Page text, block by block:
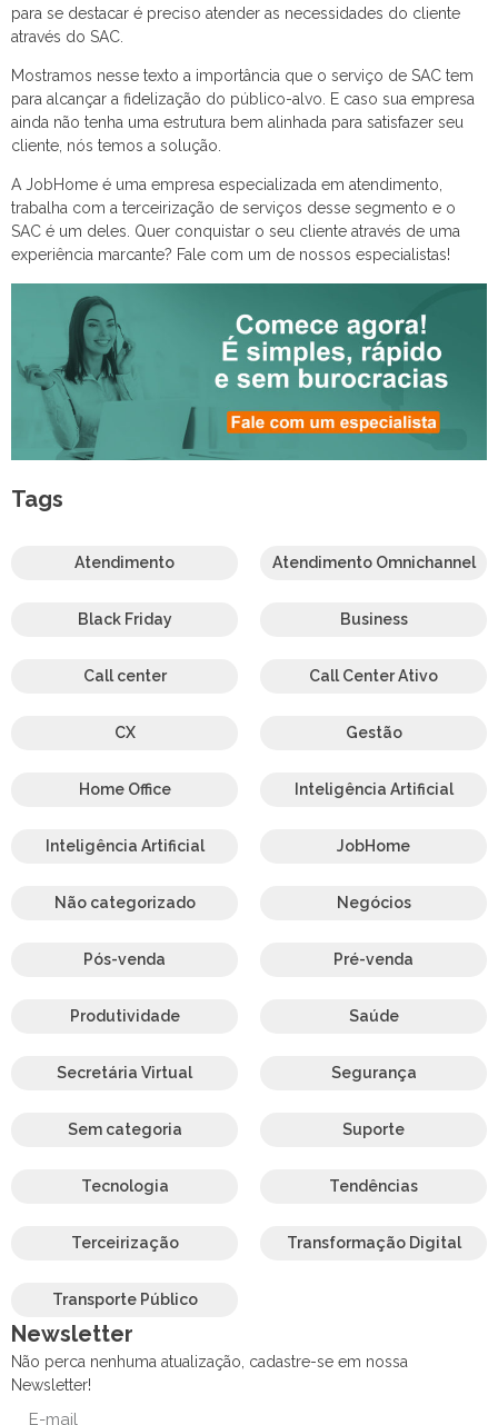
para se destacar é preciso atender as necessidades do cliente
através do SAC.
Mostramos nesse texto a importância que o serviço de SAC tem
para alcançar a fidelização do público-alvo. E caso sua empresa
ainda não tenha uma estrutura bem alinhada para satisfazer seu
cliente, nós temos a solução.
A JobHome é uma empresa especializada em atendimento,
trabalha com a terceirização de serviços desse segmento e o
SAC é um deles. Quer conquistar o seu cliente através de uma
experiência marcante? Fale com um de nossos especialistas!
Tags
Atendimento Atendimento Omnichannel
Black Friday Business
Call center Call Center Ativo
CX Gestão
Home Office Inteligência Artificial
Inteligência Artificial JobHome
Não categorizado Negócios
Pós-venda Pré-venda
Produtividade Saúde
Secretária Virtual Segurança
Sem categoria Suporte
Tecnologia Tendências
Terceirização Transformação Digital
Transporte Público
Newsletter
Não perca nenhuma atualização, cadastre-se em nossa
Newsletter!